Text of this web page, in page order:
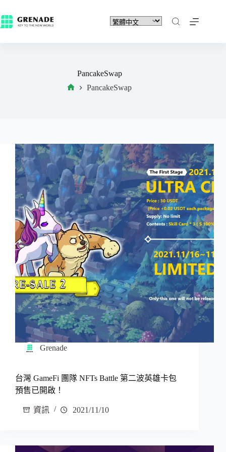
PancakeSwap
PancakeSwap
Grenade
台灣 GameFi 團隊 NFTs Battle 第二波英雄卡包
預售已開啟！
資訊 2021/11/10